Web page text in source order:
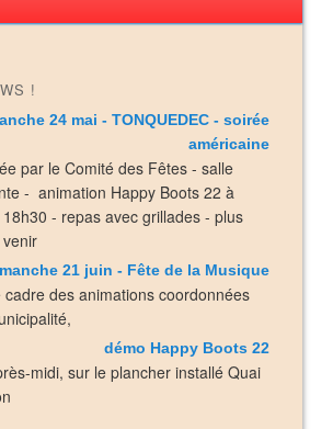
!
24 mai - TONQUEDEC - soirée
américaine
par le Comité des Fêtes - salle
- animation Happy Boots 22 à
- repas avec grillades - plus
21 juin - Fête de la Musique
cadre des animations coordonnées
démo Happy Boots 22
midi, sur le plancher installé Quai